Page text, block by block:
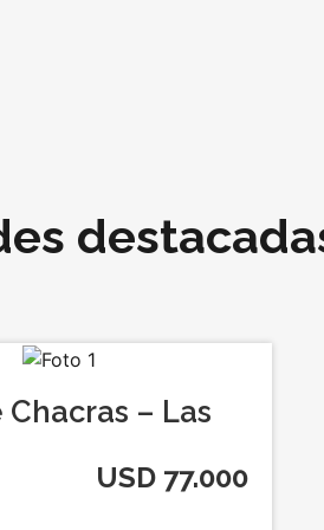
– Las
USD 77.000